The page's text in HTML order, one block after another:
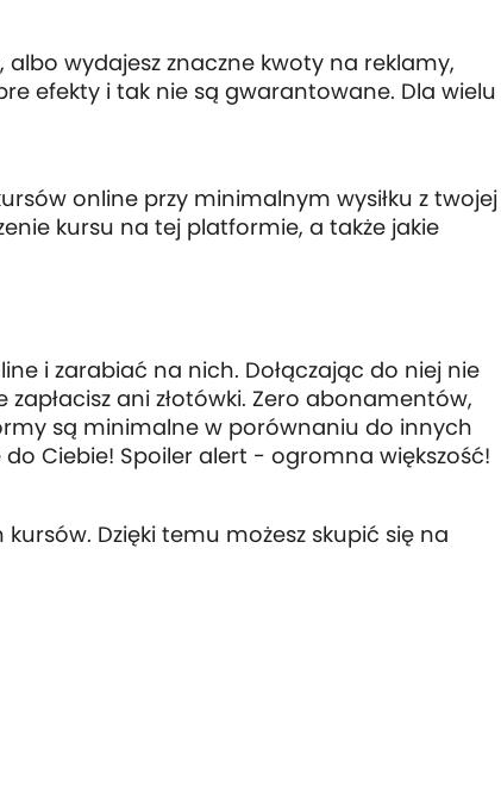
wydajesz znaczne kwoty na reklamy,
efekty i tak nie są gwarantowane. Dla wielu
online przy minimalnym wysiłku z twojej
kursu na tej platformie, a także jakie
i zarabiać na nich. Dołączając do niej nie
ani złotówki. Zero abonamentów,
są minimalne w porównaniu do innych
Ciebie! Spoiler alert - ogromna większość!
Dzięki temu możesz skupić się na